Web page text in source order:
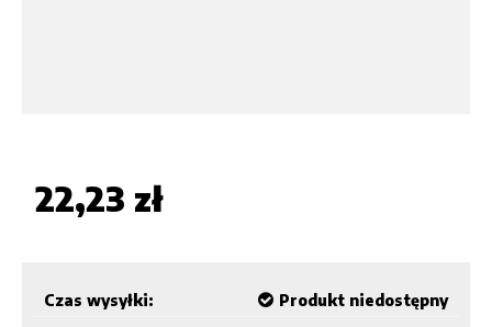
22,23 zł
Czas wysyłki: Produkt niedostępny